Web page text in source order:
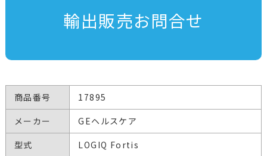
輸出販売お問合せ
商品番号
17895
メーカー
GEヘルスケア
型式
LOGIQ Fortis